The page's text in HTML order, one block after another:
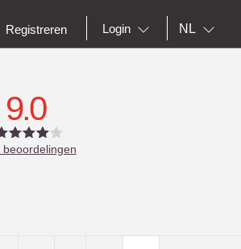
Registreren Login NL
9.0
beoordelingen